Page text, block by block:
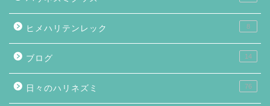
ヒメハリテンレック 8
ブログ 14
日々のハリネズミ 76